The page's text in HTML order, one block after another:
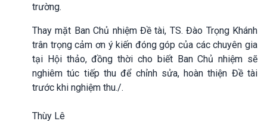
trường.
Thay mặt Ban Chủ nhiệm Đề tài, TS. Đào Trọng Khánh
trân trọng cảm ơn ý kiến đóng góp của các chuyên gia
tại Hội thảo, đồng thời cho biết Ban Chủ nhiệm sẽ
nghiêm túc tiếp thu để chỉnh sửa, hoàn thiện Đề tài
trước khi nghiệm thu./.
Thùy Lê